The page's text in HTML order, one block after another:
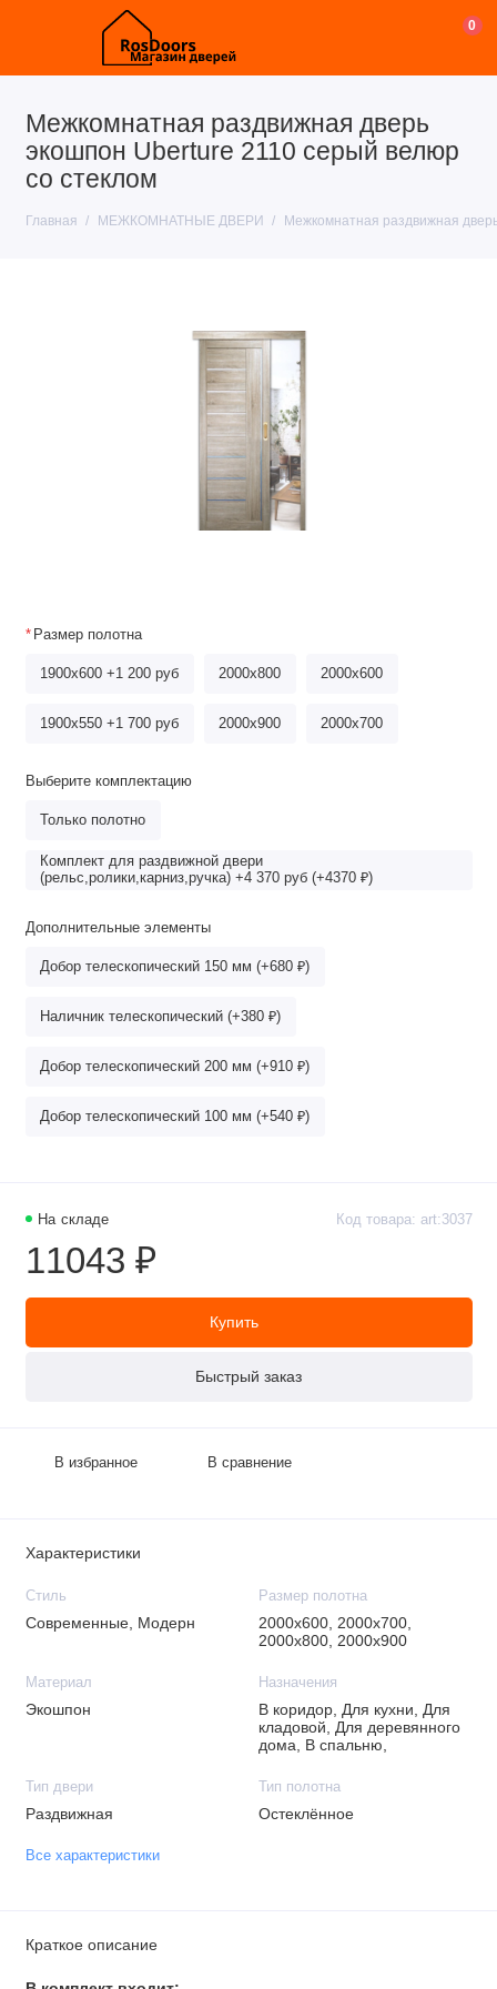
0
Межкомнатная раздвижная дверь
экошпон Uberture 2110 серый велюр
со стеклом
Главная МЕЖКОМНАТНЫЕ ДВЕРИ Межкомнатная раздвижная
На складе Код товара: art:3037
11043 ₽
Купить
Быстрый заказ
В избранное В сравнение
Размер полотна
1900x600 +1 200 руб 2000х800 2000x600
1900x550 +1 700 руб 2000x900 2000x700
Выберите комплектацию
Только полотно
Комплект для раздвижной двери
(рельс,ролики,карниз,ручка) +4 370 руб (+4370 ₽)
Дополнительные элементы
Добор телескопический 150 мм (+680 ₽)
Наличник телескопический (+380 ₽)
Добор телескопический 200 мм (+910 ₽)
Добор телескопический 100 мм (+540 ₽)
Характеристики
Стиль
Современные, Модерн
Размер полотна
2000х600, 2000х700,
2000х800, 2000х900
Материал
Экошпон
Назначения
В коридор, Для кухни, Для
кладовой, Для деревянного
дома, В спальню,
Тип двери
Раздвижная
Тип полотна
Остеклённое
Все характеристики
Краткое описание